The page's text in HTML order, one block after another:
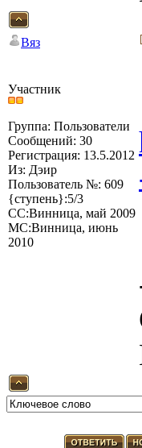
Вяз
Участник
Группа: Пользователи
Сообщений: 30
Регистрация: 13.5.2012
Из: Дэир
Пользователь №: 609
{ступень}:5/3
СС:Винница, май 2009
МС:Винница, июнь
2010